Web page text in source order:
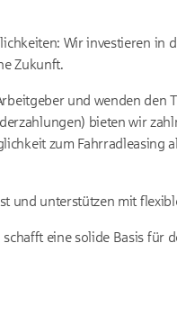
Wir investieren in
Zukunft.
und wenden den
bieten wir
zum Fahrradleasing
und unterstützen mit
eine solide Basis für